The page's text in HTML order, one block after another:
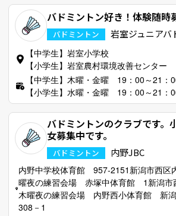
バドミントン好き！体験随時
バドミントン 岩室ジュニアバ
【中学生】岩室小学校
【小学生】岩室農村環境改善センター
【中学生】木曜・金曜 19：00～21：
【小学生】水曜・金曜 19：00～21：
バドミントンのクラブです。
女募集中です。
バドミントン 内野JBC
内野中学校体育館 957‐2151新潟市西
曜夜の練習会場 赤塚中体育館 1新潟市
木曜夜の練習会場 内野西小体育館 新
308－1